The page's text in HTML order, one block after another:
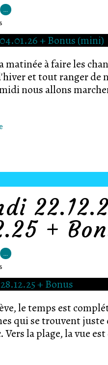
…
matinée à faire les
et tout ranger de
nous allons
+
…
le temps est
qui se trouvent juste
la plage, la vue